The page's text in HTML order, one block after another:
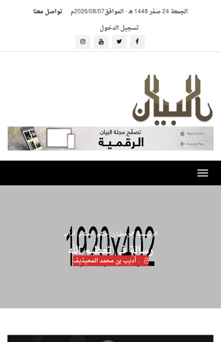
الجمعة 24 صفر 1448 هـ -الموافق2026/08/07م
تواصل معنا
تسجيل الدخول
Toggle
navigation
الرئيسية رمضان: حكم..أحكام..أداب
رسالة في تعظيم الله
. أديب بن محمد المحيذيف